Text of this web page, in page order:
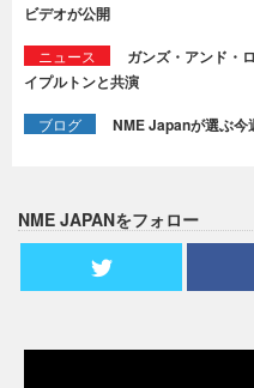
ビデオが公開
ニュース
ガンズ・アンド・
イプルトンと共演
ブログ NME Japanが選ぶ今
NME JAPANをフォロー